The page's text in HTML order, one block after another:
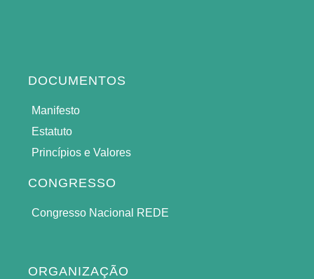
DOCUMENTOS
Manifesto
Estatuto
Princípios e Valores
CONGRESSO
Congresso Nacional REDE
ORGANIZAÇÃO